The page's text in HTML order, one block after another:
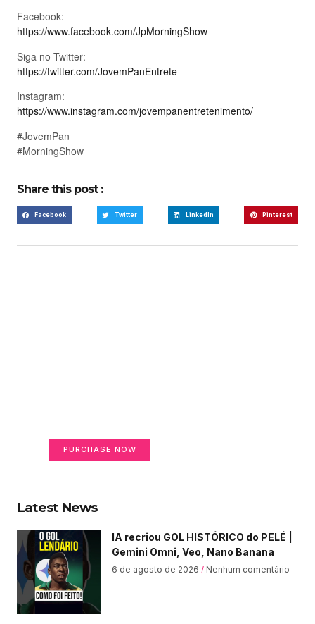
Facebook:
https://www.facebook.com/JpMorningShow
Siga no Twitter:
https://twitter.com/JovemPanEntrete
Instagram:
https://www.instagram.com/jovempanentretenimento/
#JovemPan
#MorningShow
Share this post :
Facebook Twitter LinkedIn Pinterest
PURCHASE NOW
Latest News
IA recriou GOL HISTÓRICO do PELÉ |
Gemini Omni, Veo, Nano Banana
6 de agosto de 2026 Nenhum comentário